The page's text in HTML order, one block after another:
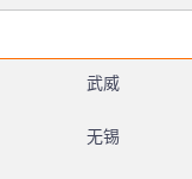
武威
无锡